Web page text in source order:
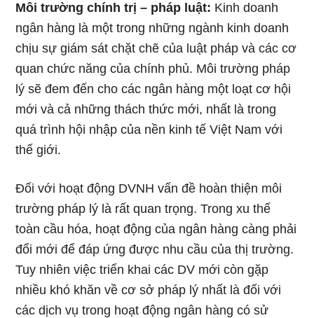
Môi trường chính trị – pháp luật: Kinh doanh
ngân hàng là một trong những ngành kinh doanh
chịu sự giám sát chặt chẽ của luật pháp và các cơ
quan chức năng của chính phủ. Môi trường pháp
lý sẽ đem đến cho các ngân hàng một loạt cơ hội
mới và cả những thách thức mới, nhất là trong
quá trình hội nhập của nền kinh tế Việt Nam với
thế giới.
Đối với hoạt động DVNH vấn đề hoàn thiện môi
trường pháp lý là rất quan trọng. Trong xu thế
toàn cầu hóa, hoạt động của ngân hàng càng phải
đổi mới để đáp ứng được nhu cầu của thị trường.
Tuy nhiên việc triển khai các DV mới còn gặp
nhiều khó khăn về cơ sở pháp lý nhất là đối với
các dịch vụ trong hoạt động ngân hàng có sử